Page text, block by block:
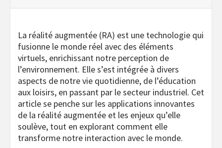
La réalité augmentée (RA) est une technologie qui
fusionne le monde réel avec des éléments
virtuels, enrichissant notre perception de
l’environnement. Elle s’est intégrée à divers
aspects de notre vie quotidienne, de l’éducation
aux loisirs, en passant par le secteur industriel. Cet
article se penche sur les applications innovantes
de la réalité augmentée et les enjeux qu’elle
soulève, tout en explorant comment elle
transforme notre interaction avec le monde.